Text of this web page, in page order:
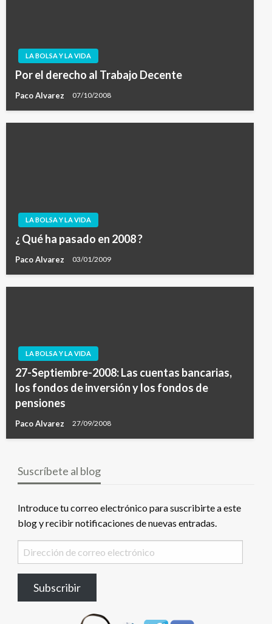
LA BOLSA Y LA VIDA
Por el derecho al Trabajo Decente
Paco Alvarez 07/10/2008
LA BOLSA Y LA VIDA
¿ Qué ha pasado en 2008 ?
Paco Alvarez 03/01/2009
LA BOLSA Y LA VIDA
27-Septiembre-2008: Las cuentas bancarias,
los fondos de inversión y los fondos de
pensiones
Paco Alvarez 27/09/2008
Suscríbete al blog
Introduce tu correo electrónico para suscribirte a este
blog y recibir notificaciones de nuevas entradas.
Dirección
de
electrónico
Subscribir